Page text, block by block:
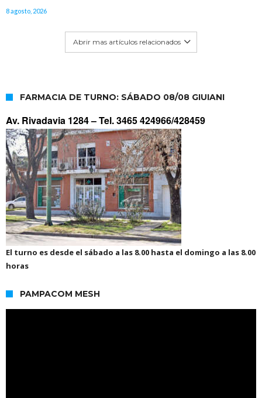
8 agosto, 2026
Abrir mas artículos relacionados
FARMACIA DE TURNO: SÁBADO 08/08 GIUIANI
Av. Rivadavia 1284 –Tel. 3465 424966/428459
El turno es desde el sábado a las 8.00 hasta el domingo a las 8.00
horas
PAMPACOM MESH